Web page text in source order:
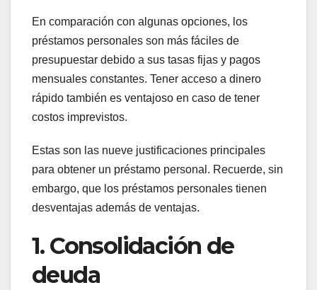
En comparación con algunas opciones, los
préstamos personales son más fáciles de
presupuestar debido a sus tasas fijas y pagos
mensuales constantes. Tener acceso a dinero
rápido también es ventajoso en caso de tener
costos imprevistos.
Estas son las nueve justificaciones principales
para obtener un préstamo personal. Recuerde, sin
embargo, que los préstamos personales tienen
desventajas además de ventajas.
1. Consolidación de
deuda